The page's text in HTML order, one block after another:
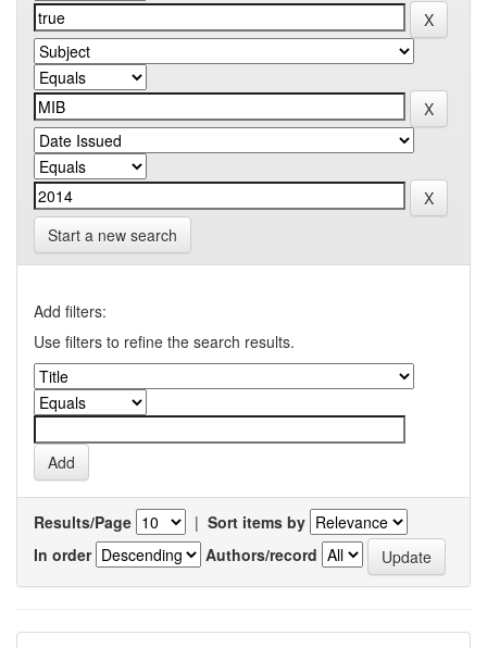
Start a new search
Add filters:
Use filters to refine the search results.
Results/Page | Sort items by
In order
Authors/record